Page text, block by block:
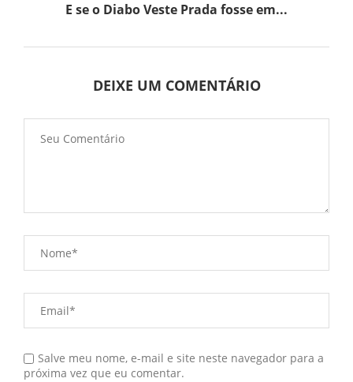
E se o Diabo Veste Prada fosse em...
DEIXE UM COMENTÁRIO
Salve meu nome, e-mail e site neste navegador para a
próxima vez que eu comentar.